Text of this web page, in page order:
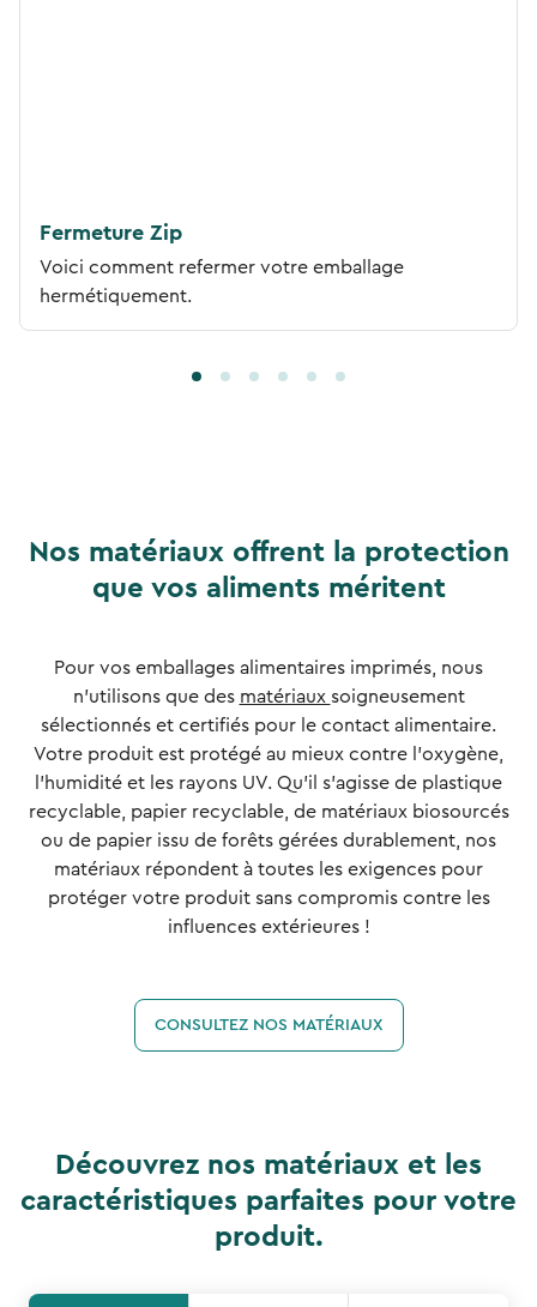
Fermeture Zip
Voici comment refermer votre emballage
hermétiquement.
Nos matériaux offrent la protection
que vos aliments méritent
Pour vos emballages alimentaires imprimés, nous
n'utilisons que des matériaux soigneusement
sélectionnés et certifiés pour le contact alimentaire.
Votre produit est protégé au mieux contre l'oxygène,
l'humidité et les rayons UV. Qu'il s'agisse de plastique
recyclable, papier recyclable, de matériaux biosourcés
ou de papier issu de forêts gérées durablement, nos
matériaux répondent à toutes les exigences pour
protéger votre produit sans compromis contre les
influences extérieures !
CONSULTEZ NOS MATÉRIAUX
Découvrez nos matériaux et les
caractéristiques parfaites pour votre
produit.